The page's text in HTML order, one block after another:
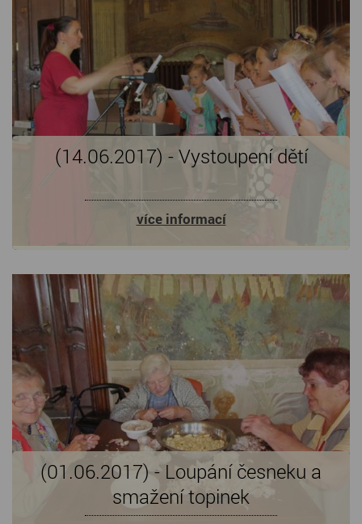
(14.06.2017) - Vystoupení dětí
více informací
(01.06.2017) - Loupání česneku a
smažení topinek